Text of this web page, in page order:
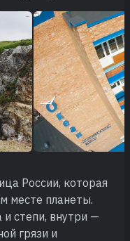
России, которая
месте планеты.
и степи, внутри —
грязи и